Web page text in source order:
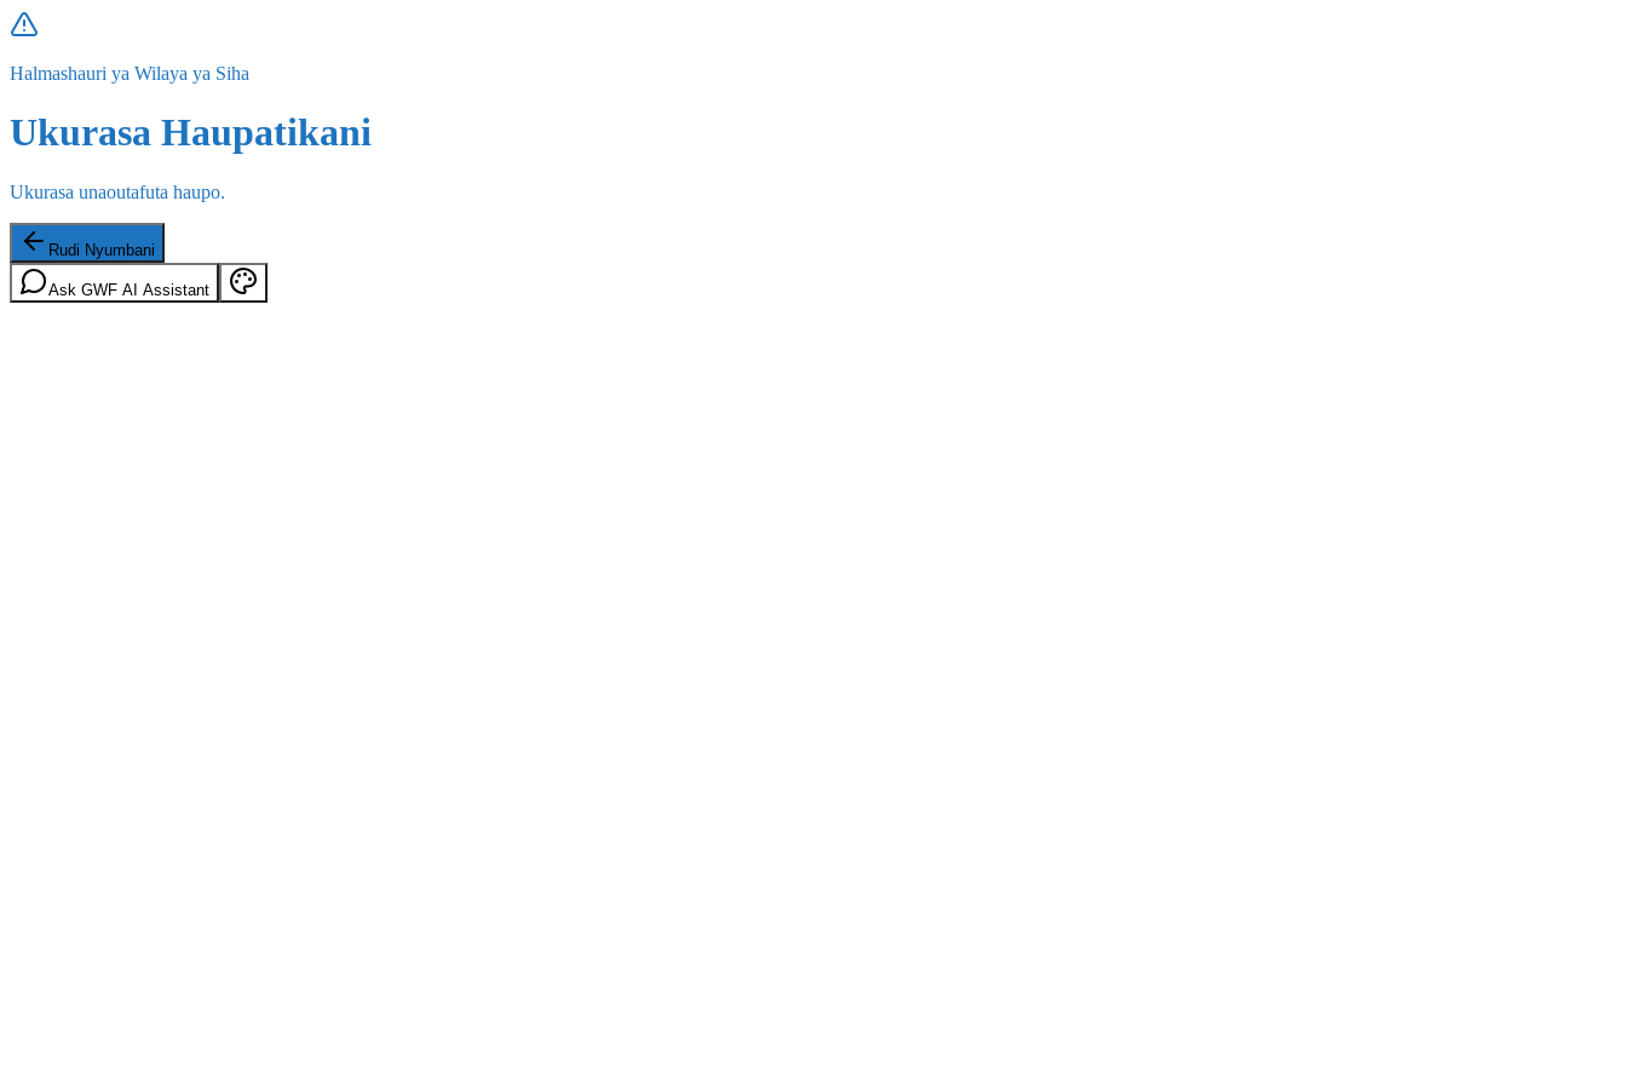
Halmashauri ya Wilaya ya Siha
Ukurasa Haupatikani
Ukurasa unaoutafuta haupo.
Rudi Nyumbani
Ask GWF AI Assistant